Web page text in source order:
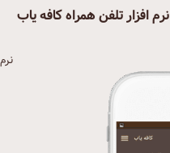
نرم افزار تلفن همراه کافه یاب